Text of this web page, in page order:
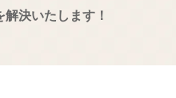
解決いたします！